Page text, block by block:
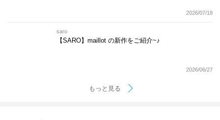
2026/07/18
saro
【SARO】maillot の新作をご紹介~♪
2026/06/27
もっと見る